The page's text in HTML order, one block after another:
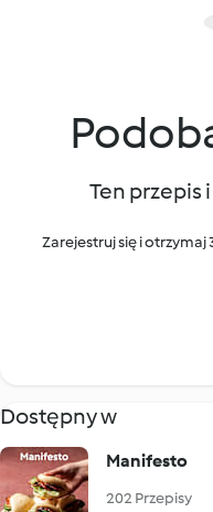
Ten przepis
Zarejestruj się i
Dostępny w
Manifesto
202 Przepisy